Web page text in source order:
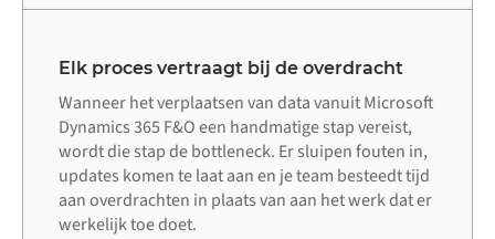
Elk proces vertraagt bij de overdracht
Wanneer het verplaatsen van data vanuit Microsoft
Dynamics 365 F&O een handmatige stap vereist,
wordt die stap de bottleneck. Er sluipen fouten in,
updates komen te laat aan en je team besteedt tijd
aan overdrachten in plaats van aan het werk dat er
werkelijk toe doet.